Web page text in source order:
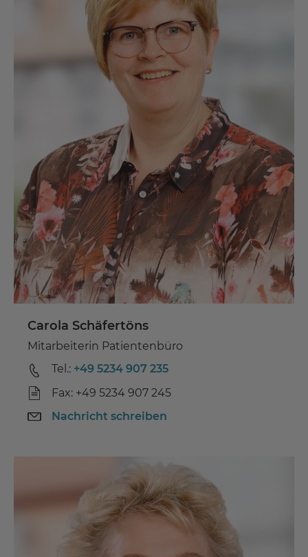
Carola Schäfertöns
Mitarbeiterin Patientenbüro
Tel.: +49 5234 907 235
Fax: +49 5234 907 245
Nachricht schreiben